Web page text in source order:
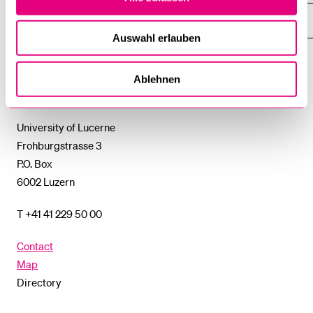
Auswahl erlauben
AblehnenUniversity
of
Lucerne
University of Lucerne
Frohburgstrasse 3
P.O. Box
6002 Luzern
T +41 41 229 50 00
Contact
Map
Directory
%1$S
SUBMENU
UNI-TOOLS
SUBMENU